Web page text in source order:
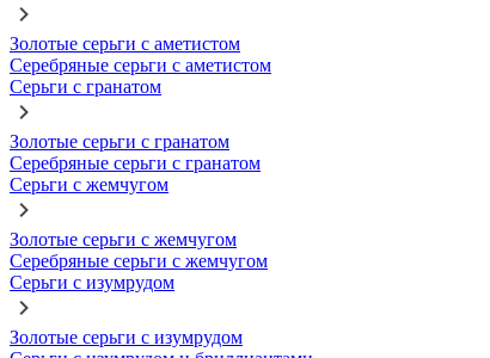
Золотые серьги с аметистом
Серебряные серьги с аметистом
Серьги с гранатом
Золотые серьги с гранатом
Серебряные серьги с гранатом
Серьги с жемчугом
Золотые серьги с жемчугом
Серебряные серьги с жемчугом
Серьги с изумрудом
Золотые серьги с изумрудом